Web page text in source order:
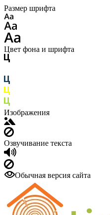
Размер шрифта
Цвет фона и шрифта
Изображения
Озвучивание текста
Обычная версия сайта